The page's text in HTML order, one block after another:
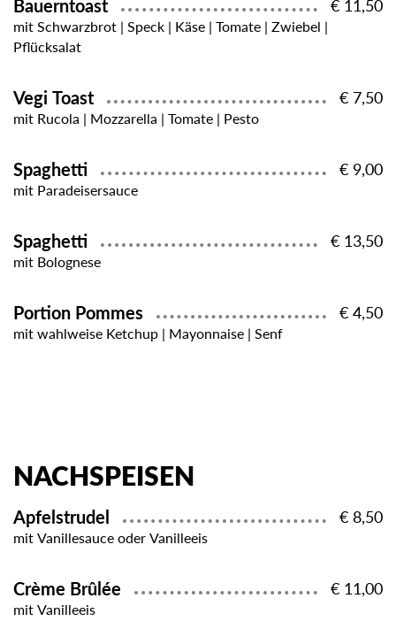
Bauerntoast € 11,50
mit Schwarzbrot | Speck | Käse | Tomate | Zwiebel |
Pflücksalat
Vegi Toast € 7,50
mit Rucola | Mozzarella | Tomate | Pesto
Spaghetti € 9,00
mit Paradeisersauce
Spaghetti € 13,50
mit Bolognese
Portion Pommes € 4,50
mit wahlweise Ketchup | Mayonnaise | Senf
NACHSPEISEN
Apfelstrudel € 8,50
mit Vanillesauce oder Vanilleeis
Crème Brûlée € 11,00
mit Vanilleeis